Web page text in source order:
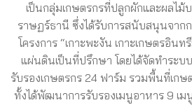
เป็นกลุ่มเกษตรกรที่ปลูกผักและผลไม้
ราษฏร์ธานี ซึ่งได้รับการสนับสนุนจาก
โครงการ “เกาะพะงัน เกาะเกษตรอิน
แผ่นดินเป็นที่ปรึกษา โดยได้จัดทำระบ
รับรองเกษตรกร 24 ฟาร์ม รวมพื้นที่เกษ
ทั้งได้พัฒนาการรับรองเมนูอาหาร 9 เม